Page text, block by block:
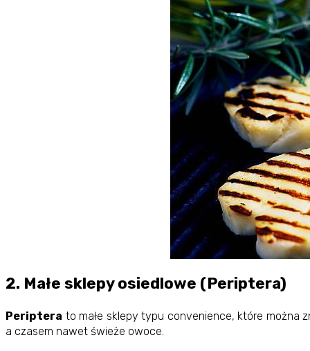
2. Małe sklepy osiedlowe (Periptera)
Periptera to małe sklepy typu convenience, które można
a czasem nawet świeże owoce.